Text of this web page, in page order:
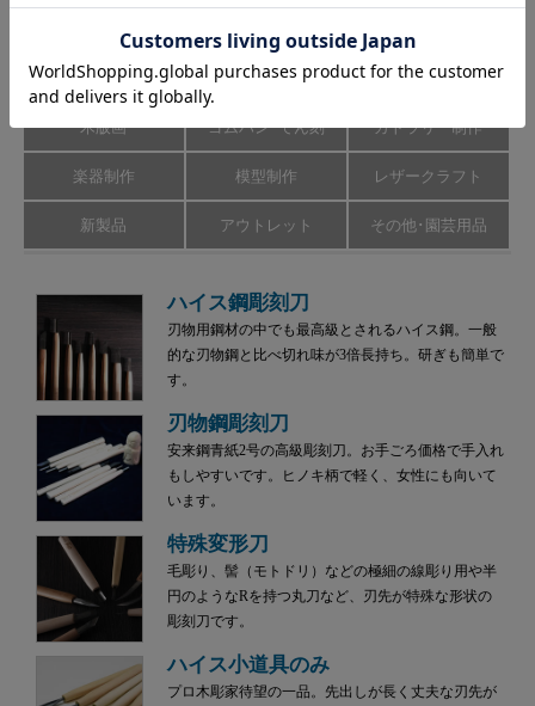
彫刻刀･のみ 彫刻道具 彫刻刀研ぎ機
木版画 ゴムハン･てん刻 カトラリー制作
楽器制作 模型制作 レザークラフト
新製品 アウトレット その他･園芸用品
ハイス鋼彫刻刀
刃物用鋼材の中でも最高級とされるハイス鋼。一般
的な刃物鋼と比べ切れ味が3倍長持ち。研ぎも簡単で
す。
刃物鋼彫刻刀
安来鋼青紙2号の高級彫刻刀。お手ごろ価格で手入れ
もしやすいです。ヒノキ柄で軽く、女性にも向いて
います。
特殊変形刀
毛彫り、髻（モトドリ）などの極細の線彫り用や半
円のようなRを持つ丸刀など、刃先が特殊な形状の
彫刻刀です。
ハイス小道具のみ
プロ木彫家待望の一品。先出しが長く丈夫な刃先が